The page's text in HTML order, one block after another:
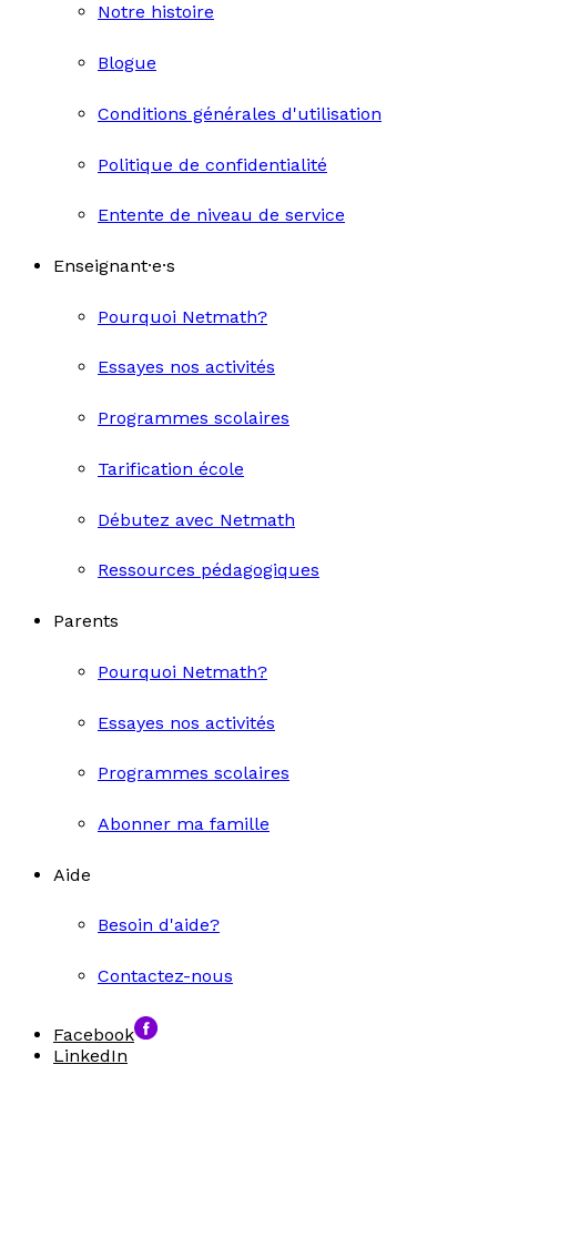
Notre histoire
Blogue
Conditions générales d'utilisation
Politique de confidentialité
Entente de niveau de service
Enseignant·e·s
Pourquoi Netmath?
Essayes nos activités
Programmes scolaires
Tarification école
Débutez avec Netmath
Ressources pédagogiques
Parents
Pourquoi Netmath?
Essayes nos activités
Programmes scolaires
Abonner ma famille
Aide
Besoin d'aide?
Contactez-nous
Facebook
LinkedIn